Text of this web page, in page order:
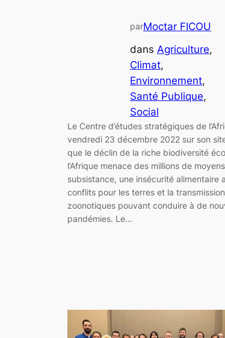
parMoctar FICOU
dans Agriculture
Climat
Environnement
Santé Publique
Social
Le Centre d’études stratégiques de
vendredi 23 décembre 2022 sur son
que le déclin de la riche biodiversité
l’Afrique menace des millions de
subsistance, une insécurité alimentaire
conflits pour les terres et la
zoonotiques pouvant conduire à de
pandémies. Le…